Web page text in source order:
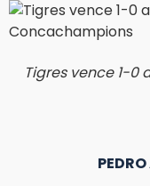
Tigres vence 1-0